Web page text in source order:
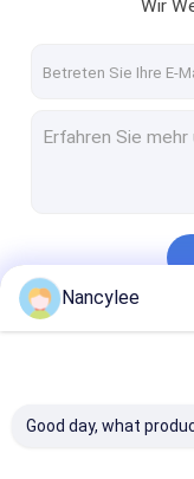
Wir
Nancylee
Good day, what